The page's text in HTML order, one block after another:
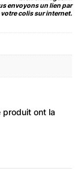
envoyons un lien par
colis sur internet.
produit ont la